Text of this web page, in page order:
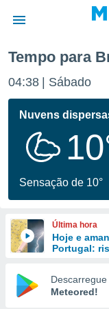
da
foi
fornecidas
a este
das
e
forma
digital
Tempo para
04:38 Sábado
Nuvens
Sensação de 10°
Última hora
Hoje e
Portugal:
Descarregue
Meteored!